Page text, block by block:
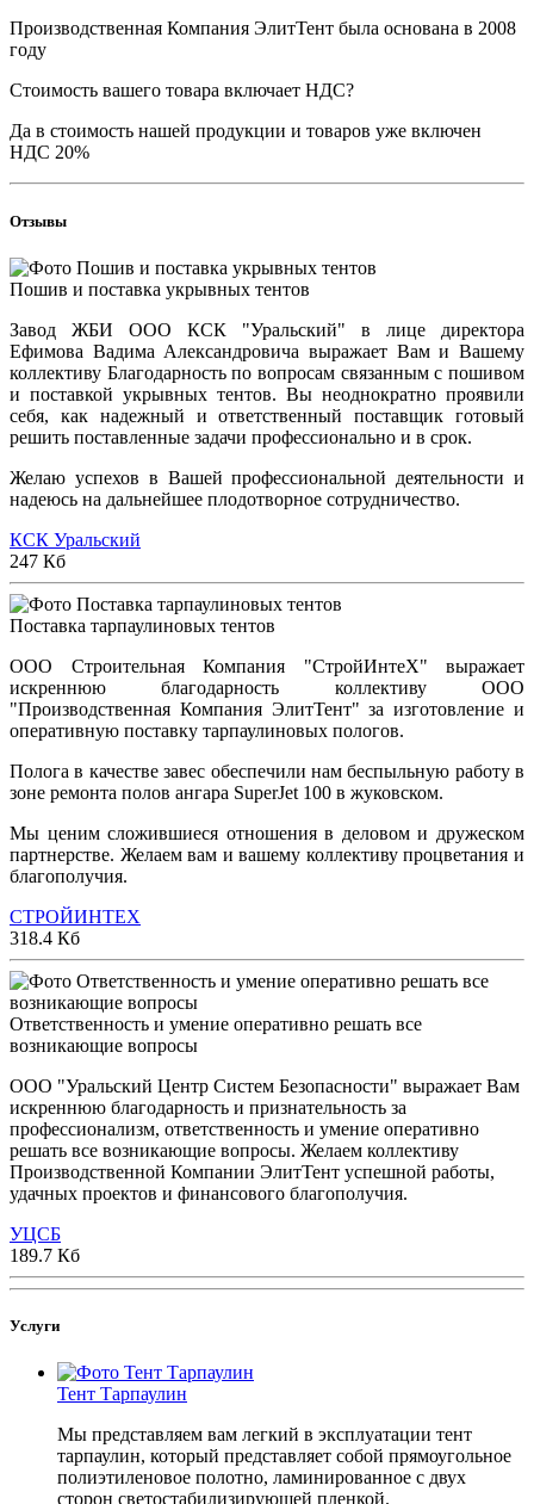
Производственная Компания ЭлитТент была основана в 2008
году
Стоимость вашего товара включает НДС?
Да в стоимость нашей продукции и товаров уже включен
НДС 20%
Отзывы
Пошив и поставка укрывных тентов
Завод ЖБИ ООО КСК "Уральский" в лице директора
Ефимова Вадима Александровича выражает Вам и Вашему
коллективу Благодарность по вопросам связанным с пошивом
и поставкой укрывных тентов. Вы неоднократно проявили
себя, как надежный и ответственный поставщик готовый
решить поставленные задачи профессионально и в срок.
Желаю успехов в Вашей профессиональной деятельности и
надеюсь на дальнейшее плодотворное сотрудничество.
КСК Уральский
247 Кб
Поставка тарпаулиновых тентов
ООО Строительная Компания "СтройИнтеХ" выражает
искреннюю благодарность коллективу ООО
"Производственная Компания ЭлитТент" за изготовление и
оперативную поставку тарпаулиновых пологов.
Полога в качестве завес обеспечили нам беспыльную работу в
зоне ремонта полов ангара SuperJet 100 в жуковском.
Мы ценим сложившиеся отношения в деловом и дружеском
партнерстве. Желаем вам и вашему коллективу процветания и
благополучия.
СТРОЙИНТЕХ
318.4 Кб
Ответственность и умение оперативно решать все
возникающие вопросы
ООО "Уральский Центр Систем Безопасности" выражает Вам
искреннюю благодарность и признательность за
профессионализм, ответственность и умение оперативно
решать все возникающие вопросы. Желаем коллективу
Производственной Компании ЭлитТент успешной работы,
удачных проектов и финансового благополучия.
УЦСБ
189.7 Кб
Услуги
Тент Тарпаулин
Мы представляем вам легкий в эксплуатации тент
тарпаулин, который представляет собой прямоугольное
полиэтиленовое полотно, ламинированное с двух
сторон светостабилизирующей пленкой.